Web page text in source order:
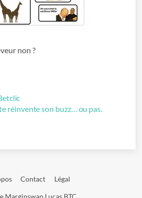
non ?
réinvente son buzz… ou pas.
Contact Légal
Marginswap Lucas BTC